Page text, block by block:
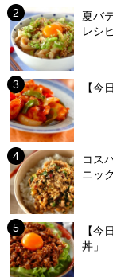
夏バ
レシ
【今
コス
ニッ
【今
丼」